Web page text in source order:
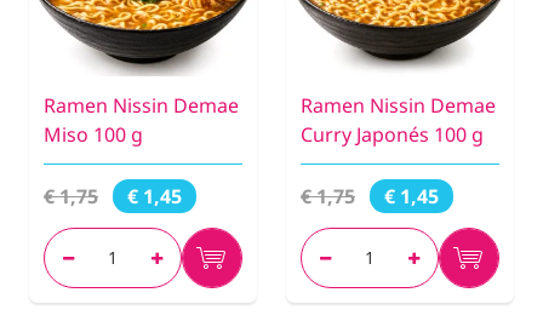
Ramen Nissin Demae
Miso 100 g
€ 1,75 € 1,45
Ramen Nissin Demae
Curry Japonés 100 g
€ 1,75 € 1,45